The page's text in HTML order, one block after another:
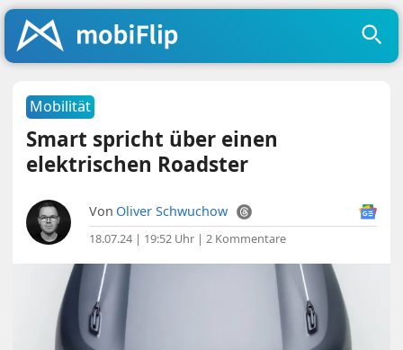
Mobilität
Smart spricht über einen
elektrischen Roadster
Von Oliver Schwuchow
18.07.24 | 19:52 Uhr |2 Kommentare